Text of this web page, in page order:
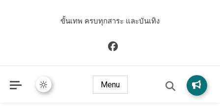
ขั้นเทพ ครบทุกสาระ และบันเทิง
Menu